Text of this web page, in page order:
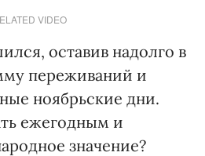
VIDEO
оставив надолго в
переживаний и
ноябрьские дни.
ежегодным и
значение?